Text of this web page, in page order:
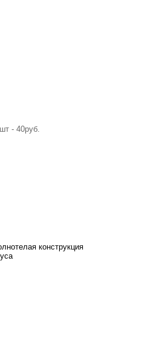
- 40руб.
конструкция